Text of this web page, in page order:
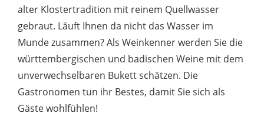
alter Klostertradition mit reinem Quellwasser
gebraut. Läuft Ihnen da nicht das Wasser im
Munde zusammen? Als Weinkenner werden Sie die
württembergischen und badischen Weine mit dem
unverwechselbaren Bukett schätzen. Die
Gastronomen tun ihr Bestes, damit Sie sich als
Gäste wohlfühlen!